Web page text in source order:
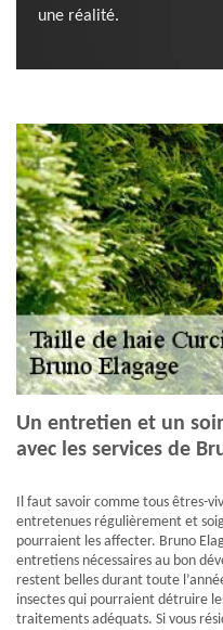
une réalité.
Un entretien et un
avec les services de
Il faut savoir comme tous êtres-
entretenues régulièrement et
pourraient les affecter. Bruno
entretiens nécessaires au bon
restent belles durant toute
insectes qui pourraient détruire
traitements adéquats. Si vous